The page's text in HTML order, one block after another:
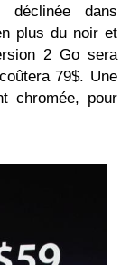
déclinée dans
plus du noir et
2 Go sera
79$. Une
chromée, pour